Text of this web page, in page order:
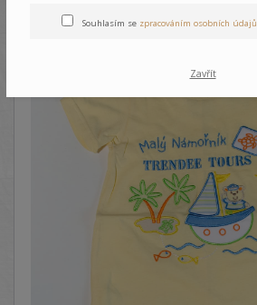
Souhlasím se zpracováním osobních údajů
Zavřít